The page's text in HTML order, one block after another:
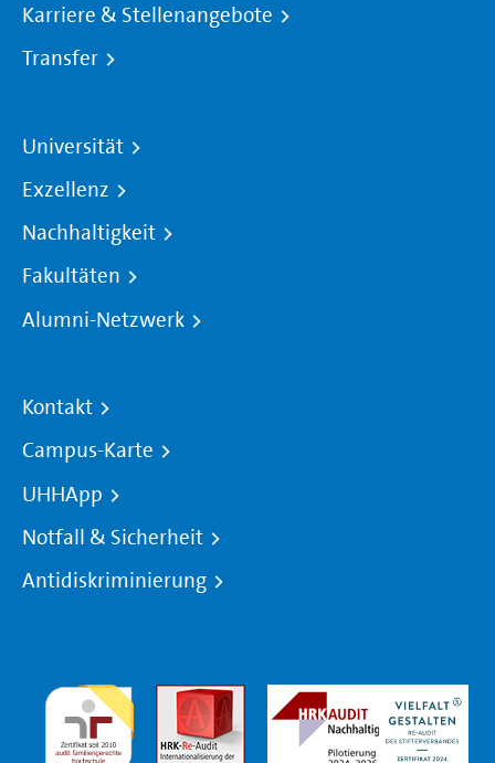
Karriere & Stellenangebote
Transfer
Universität
Exzellenz
Nachhaltigkeit
Fakultäten
Alumni-Netzwerk
Kontakt
Campus-Karte
UHHApp
Notfall & Sicherheit
Antidiskriminierung